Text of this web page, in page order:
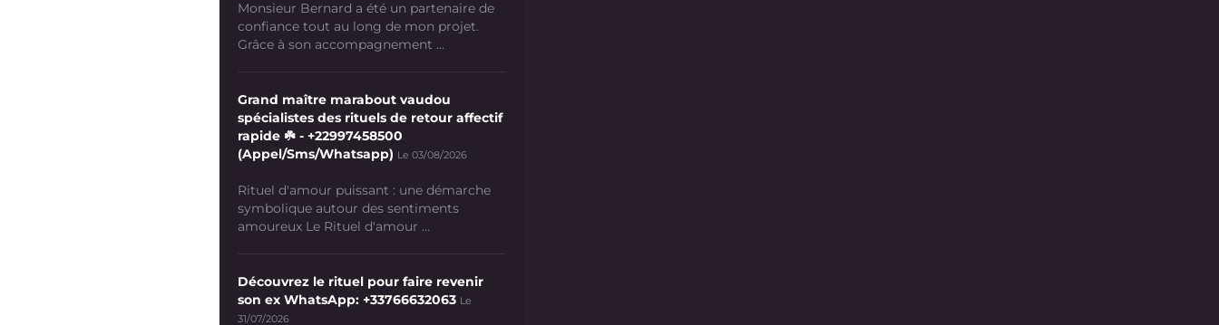
Monsieur Bernard a été un partenaire de
confiance tout au long de mon projet.
Grâce à son accompagnement ...
Grand maître marabout vaudou
spécialistes des rituels de retour affectif
rapide ☘️ - +22997458500
(Appel/Sms/Whatsapp) Le 03/08/2026
Rituel d'amour puissant : une démarche
symbolique autour des sentiments
amoureux Le Rituel d'amour ...
Découvrez le rituel pour faire revenir
son ex WhatsApp: +33766632063 Le
31/07/2026